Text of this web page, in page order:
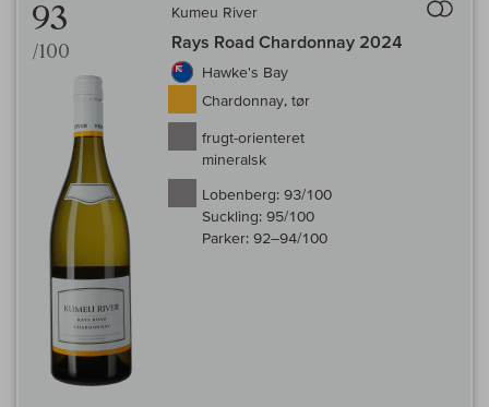
93
/100
Kumeu River
Rays Road Chardonnay 2024
Hawke's Bay
Chardonnay, tør
frugt-orienteret
mineralsk
Lobenberg: 93/100
Suckling: 95/100
Parker: 92–94/100